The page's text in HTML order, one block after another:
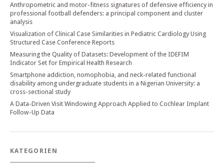
Anthropometric and motor-fitness signatures of defensive efficiency in
professional football defenders: a principal component and cluster
analysis
Visualization of Clinical Case Similarities in Pediatric Cardiology Using
Structured Case Conference Reports
Measuring the Quality of Datasets: Development of the IDEFIM
Indicator Set for Empirical Health Research
Smartphone addiction, nomophobia, and neck-related functional
disability among undergraduate students in a Nigerian University: a
cross-sectional study
A Data-Driven Visit Windowing Approach Applied to Cochlear Implant
Follow-Up Data
KATEGORIEN